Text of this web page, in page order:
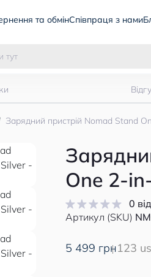
та обмінСпівпраця з нами
Зарядний пристрій Nomad Stand
One 2-
0
Артикул (SKU)
5 499 грн123